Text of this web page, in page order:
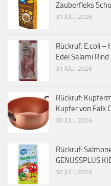
Zauberfleks
31 JULI, 2026
Rückruf: E.coli –
Edel Salami
31 JULI, 2026
Rückruf:
Kupfer von Falk
30 JULI, 2026
Rückruf:
GENUSSPLUS
30 JULI, 2026